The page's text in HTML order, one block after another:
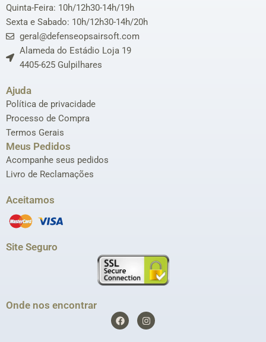
Quinta-Feira: 10h/12h30-14h/19h
Sexta e Sabado: 10h/12h30-14h/20h
geral@defenseopsairsoft.com
Alameda do Estádio Loja 19
4405-625 Gulpilhares
Ajuda
Política de privacidade
Processo de Compra
Termos Gerais
Meus Pedidos
Acompanhe seus pedidos
Livro de Reclamações
Aceitamos
Site Seguro
Onde nos encontrar
F
a
c
I
n
s